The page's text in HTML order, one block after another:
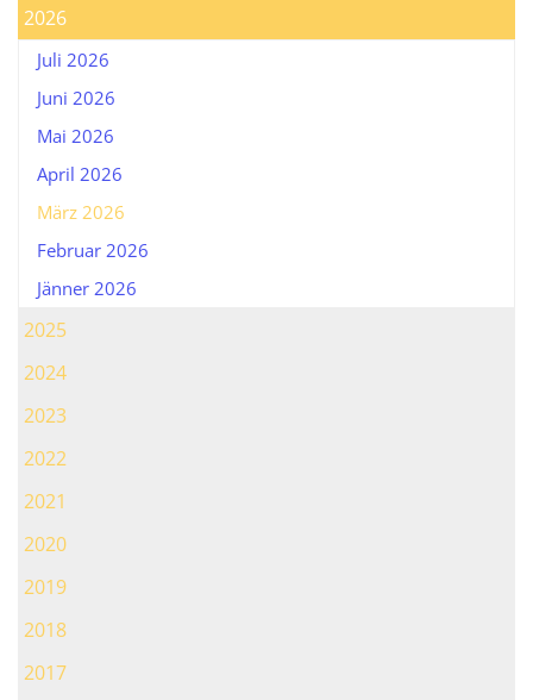
2026
Juli 2026
Juni 2026
Mai 2026
April 2026
März 2026
Februar 2026
Jänner 2026
2025
2024
2023
2022
2021
2020
2019
2018
2017